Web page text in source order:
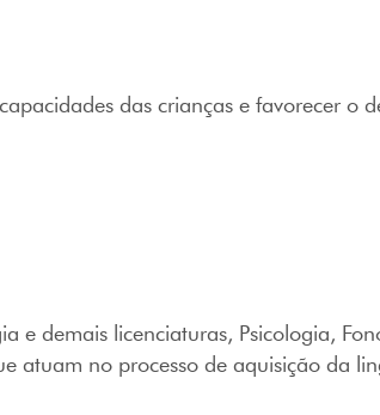
das crianças e favorecer o
e demais licenciaturas, Psicologia,
atuam no processo de aquisição da